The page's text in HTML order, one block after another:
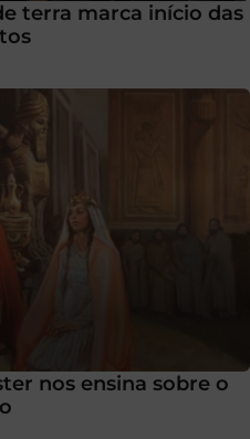
terra marca início das
nos ensina sobre o